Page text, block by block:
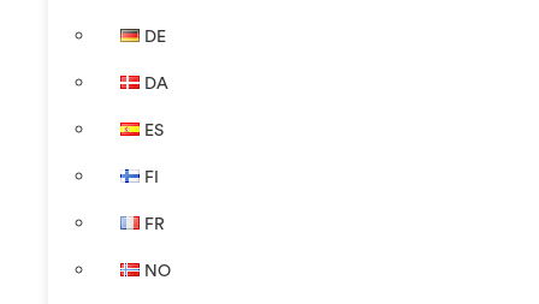
DE
DA
ES
FI
FR
NO